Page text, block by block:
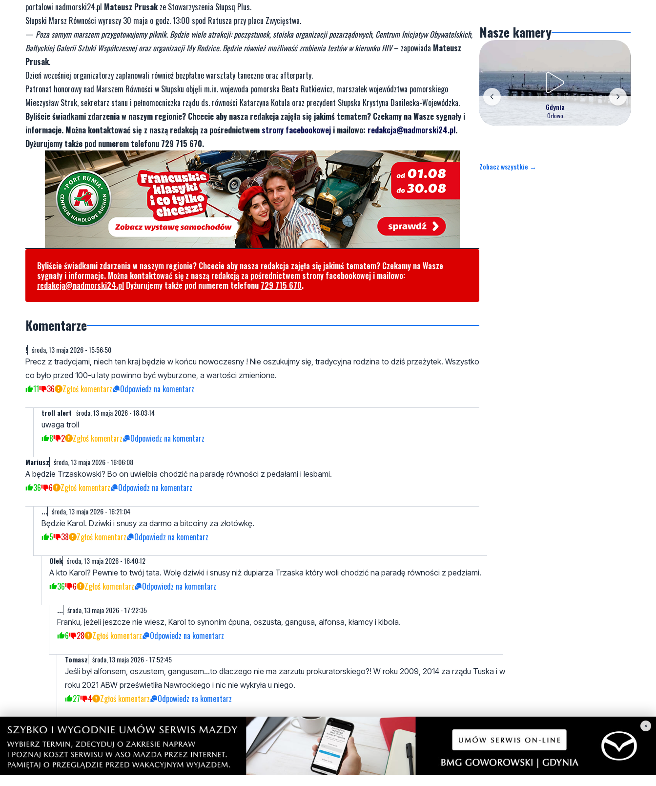
portalowi nadmorski24.pl Mateusz Prusakze Stowarzyszenia Słupsq Plus.
Słupski Marsz Równości wyruszy 30 maja o godz. 13:00 spod Ratusza przy placu Zwycięstwa.
— Poza samym marszem przygotowujemy piknik. Będzie wiele atrakcji: poczęstunek, stoiska organizacji pozarządowych, Centrum Inicjatyw Obywatelskich,
Bałtyckiej Galerii Sztuki Współczesnej oraz organizacji My Rodzice. Będzie również możliwość zrobienia testów w kierunku HIV– zapowiada Mateusz
Prusak.
Dzień wcześniej organizatorzy zaplanowali również bezpłatne warsztaty taneczne oraz afterparty.
Patronat honorowy nad Marszem Równości w Słupsku objęli m.in. wojewoda pomorska Beata Rutkiewicz, marszałek województwa pomorskiego
Mieczysław Struk, sekretarz stanu i pełnomocniczka rządu ds. równości Katarzyna Kotula oraz prezydent Słupska Krystyna Danilecka-Wojewódzka.
Byliście świadkami zdarzenia w naszym regionie? Chcecie aby nasza redakcja zajęła się jakimś tematem? Czekamy na Wasze sygnały i
informacje. Można kontaktować się z naszą redakcją za pośrednictwem strony facebookowej i mailowo: redakcja@nadmorski24.pl.
Dyżurujemy także pod numerem telefonu 729 715 670.
Byliście świadkami zdarzenia w naszym regionie? Chcecie aby nasza redakcja zajęła się jakimś tematem? Czekamy na Wasze
sygnały i informacje. Można kontaktować się z naszą redakcją za pośrednictwem strony facebookowej i mailowo:
redakcja@nadmorski24.pl Dyżurujemy także pod numerem telefonu 729 715 670.
Komentarze
! środa, 13 maja 2026 - 15:56:50
Precz z tradycjami, niech ten kraj będzie w końcu nowoczesny ! Nie oszukujmy się, tradycyjna rodzina to dziś przeżytek. Wszystko
co było przed 100-u laty powinno być wyburzone, a wartości zmienione.
11 36 Zgłoś komentarz Odpowiedz na komentarz
troll alert środa, 13 maja 2026 - 18:03:14
uwaga troll
8 2 Zgłoś komentarz Odpowiedz na komentarz
Mariusz środa, 13 maja 2026 - 16:06:08
A będzie Trzaskowski? Bo on uwielbia chodzić na paradę równości z pedałami i lesbami.
36 6 Zgłoś komentarz Odpowiedz na komentarz
... środa, 13 maja 2026 - 16:21:04
Będzie Karol. Dziwki i snusy za darmo a bitcoiny za złotówkę.
5 38 Zgłoś komentarz Odpowiedz na komentarz
Olek środa, 13 maja 2026 - 16:40:12
A kto Karol? Pewnie to twój tata. Wolę dziwki i snusy niż dupiarza Trzaska który woli chodzić na paradę równości z pedziami.
36 6 Zgłoś komentarz Odpowiedz na komentarz
... środa, 13 maja 2026 - 17:22:35
Franku, jeżeli jeszcze nie wiesz, Karol to synonim ćpuna, oszusta, gangusa, alfonsa, kłamcy i kibola.
6 28 Zgłoś komentarz Odpowiedz na komentarz
Tomasz środa, 13 maja 2026 - 17:52:45
Jeśli był alfonsem, oszustem, gangusem...to dlaczego nie ma zarzutu prokuratorskiego?! W roku 2009, 2014 za rządu Tuska i w
roku 2021 ABW prześwietliła Nawrockiego i nic nie wykryła u niego.
27 4 Zgłoś komentarz Odpowiedz na komentarz
środa, 13 maja 2026 - 18:04:53
Franku, wyssałem to wszystko ze swojego brudnego palucha. Nie przejmuj się moja opinią nad swoim białoruskim kacapskim
idolem.
1 12 Zgłoś komentarz Odpowiedz na komentarz
Nasze kamery
Gdynia
Orłowo
Zobacz wszystkie →
×